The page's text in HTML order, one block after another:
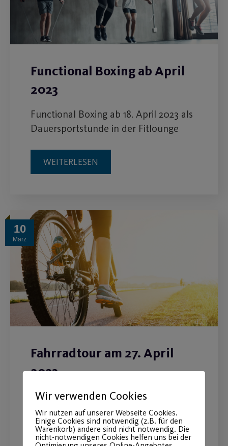
Functional Boxing ab April
2023
Functional Boxing ab 18. April 2023 als
Dauersportstunde in der Fitlounge
WEITERLESEN
10
März
Fahrradtour am 27. April
2023
Gemütliche 35 Kilometer-Radtour für
Jung und Alt durch das Nürnberger
Umland.
Wir verwenden Cookies
Wir nutzen auf unserer Webseite Cookies.
Einige Cookies sind notwendig (z.B. für den
Warenkorb) andere sind nicht notwendig. Die
nicht-notwendigen Cookies helfen uns bei der